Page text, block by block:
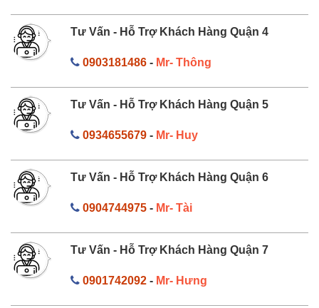
Tư Vấn - Hỗ Trợ Khách Hàng Quận 4
0903181486- Mr- Thông
Tư Vấn - Hỗ Trợ Khách Hàng Quận 5
0934655679- Mr- Huy
Tư Vấn - Hỗ Trợ Khách Hàng Quận 6
0904744975- Mr- Tài
Tư Vấn - Hỗ Trợ Khách Hàng Quận 7
0901742092- Mr- Hưng